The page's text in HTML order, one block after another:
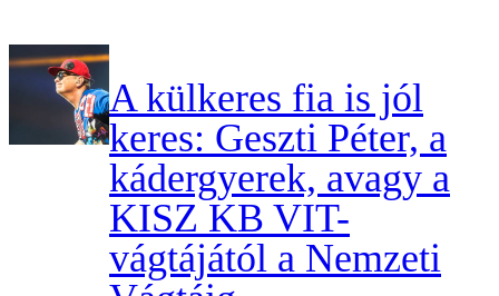
A külkeres fia is jól
keres: Geszti Péter, a
kádergyerek, avagy a
KISZ KB VIT-
vágtájától a Nemzeti